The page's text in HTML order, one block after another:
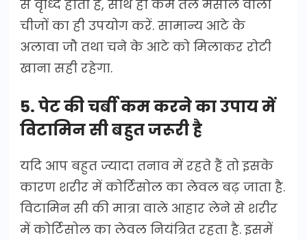
से वृध्दि होती है, साथ ही कम तेल मसाले वाली
चीजों का ही उपयोग करें. सामान्य आटे के
अलावा जौ तथा चने के आटे को मिलाकर रोटी
खाना सही रहेगा.
5. पेट की चर्बी कम करने का उपाय में
विटामिन सी बहुत जरूरी है
यदि आप बहुत ज्यादा तनाव में रहते हैं तो इसके
कारण शरीर में कोर्टिसोल का लेवल बढ़ जाता है.
विटामिन सी की मात्रा वाले आहार लेने से शरीर
में कोर्टिसोल का लेवल नियंत्रित रहता है. इसमें